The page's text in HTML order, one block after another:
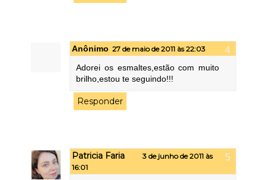
Anônimo 27 de maio de 2011 às 22:03
Adorei os esmaltes,estão com muito
brilho,estou te seguindo!!!
Responder
Patricia Faria
3 de junho de 2011 às
16:01